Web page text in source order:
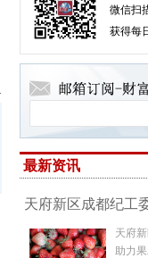
微信扫
获得每
最新资讯
天府新区成都纪工
天府
助力果